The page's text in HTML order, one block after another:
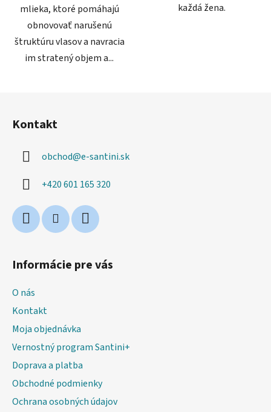
mlieka, ktoré pomáhajú
obnovovať narušenú
štruktúru vlasov a navracia
im stratený objem a...
každá žena.
Kontakt
obchod@e-santini.sk
+420 601 165 320
Informácie pre vás
O nás
Kontakt
Moja objednávka
Vernostný program Santini+
Doprava a platba
Obchodné podmienky
Ochrana osobných údajov